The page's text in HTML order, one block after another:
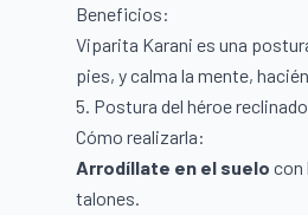
Beneficios:
Viparita Karani es una
pies, y calma la mente,
5. Postura del héroe
Cómo realizarla:
Arrodíllate en el suelo con
talones.